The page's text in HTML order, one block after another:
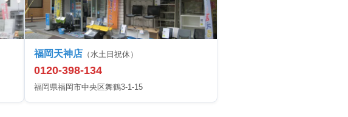
福岡天神店 （水土日祝休）
0120-398-134
福岡県福岡市中央区舞鶴3-1-15